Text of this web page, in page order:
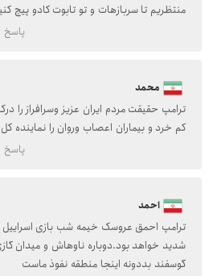
منتظریم تا سربازهات و تو تابوت کادو پیچ
پاسخ
محمد
ترامپ حقیقت مردم ایران عزیز وسرافراز
کم خرد و بیماران اعصاب وروان را نماینده
پاسخ
احمد
ترامپ احمق عروسک خیمه شب بازی اسراییل
شدید خواهد بود.دوباره ناوهاش و میدان
گوسفند بددونه اینجا منطقه نفوذ ماست